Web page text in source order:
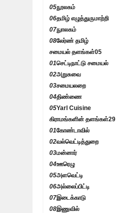
05நூலகம்
06தமிழ் எழுத்துருமாற்றி
07நுாலகம்
08லேர்ண் தமிழ்
சமையல் தளங்கள்05
01செட்டிநாட்டு சமையல்
02அறுசுவை
03சமையலறை
04திண்ணை
05Yarl Cuisine
கிராமங்களின் தளங்கள்29
01கோண்டாவில்
02வல்வெட்டித்துறை
03மன்னார்
04ஊரெழு
05அளவெட்டி
06அல்லைப்பிட்டி
07இடைக்காடு
08இணுவில்